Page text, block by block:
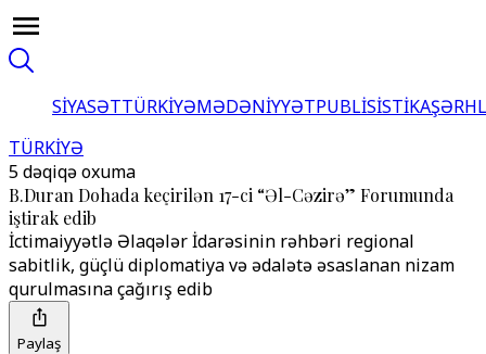
SİYASƏTTÜRKİYƏMƏDƏNİYYƏTPUBLİSİSTİKA
TÜRKİYƏ
5 dəqiqə oxuma
B.Duran Dohada keçirilən 17-ci “Əl-Cəzirə” Forumunda
iştirak edib
İctimaiyyətlə Əlaqələr İdarəsinin rəhbəri regional
sabitlik, güçlü diplomatiya və ədalətə əsaslanan nizam
qurulmasına çağırış edib
Paylaş